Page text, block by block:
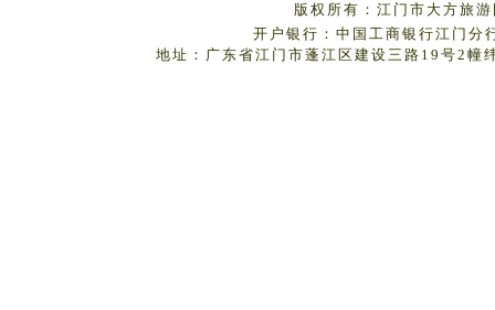
版权所有：江门市大方旅
开户银行：中国工商银行江门
地址：广东省江门市蓬江区建设三路19号2